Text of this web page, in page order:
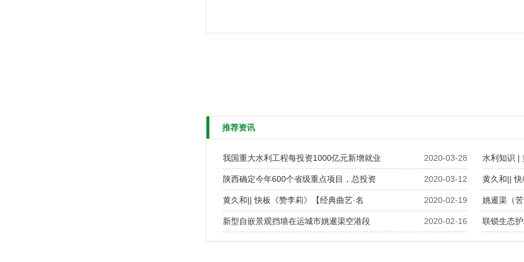
推荐资讯
2020-03-28
我国重大水利工程每投资1000亿元新增就业 水利知识 |
2020-03-12
陕西确定今年600个省级重点项目，总投资 黄久和|| 快
2020-02-19
黄久和|| 快板《赞李莉》【经典曲艺·名 姚暹渠（
2020-02-16
新型自嵌景观挡墙在运城市姚暹渠空港段 联锁生态